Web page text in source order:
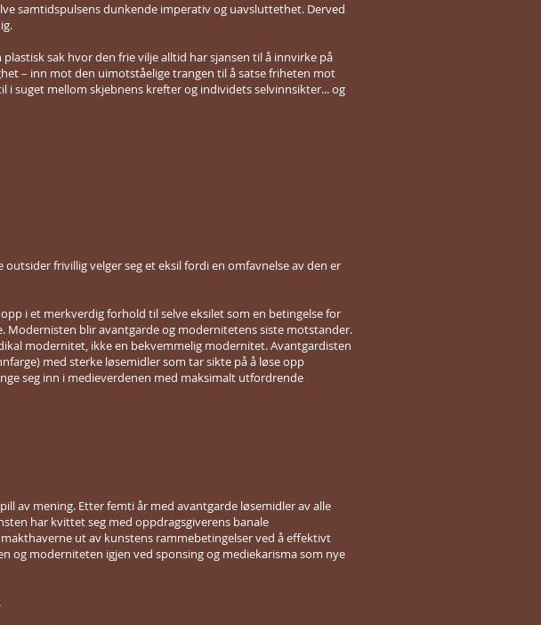
samtidspulsens dunkende imperativ og uavsluttethet. Derved
plastisk sak hvor den frie vilje alltid har sjansen til å innvirke på
– inn mot den uimotståelige trangen til å satse friheten mot
i suget mellom skjebnens krefter og individets selvinnsikter... og
frivillig velger seg et eksil fordi en omfavnelse av den er
i et merkverdig forhold til selve eksilet som en betingelse for
Modernisten blir avantgarde og modernitetens siste motstander.
modernitet, ikke en bekvemmelig modernitet. Avantgardisten
med sterke løsemidler som tar sikte på å løse opp
seg inn i medieverdenen med maksimalt utfordrende
av mening. Etter femti år med avantgarde løsemidler av alle
har kvittet seg med oppdragsgiverens banale
ut av kunstens rammebetingelser ved å effektivt
og moderniteten igjen ved sponsing og mediekarisma som nye